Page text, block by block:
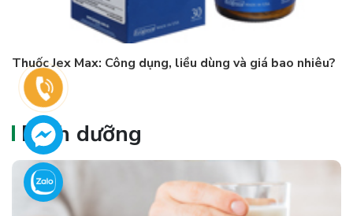
Thuốc Jex Max: Công dụng, liều dùng và giá bao nhiêu?
Dinh dưỡng